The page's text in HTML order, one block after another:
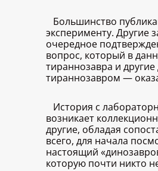
Большинство
эксперименту. Другие
очередное
вопрос, который в
тираннозавра и
тираннозавром —
История с
возникает
другие, обладая
всего, для начала
настоящий
которую почти никто